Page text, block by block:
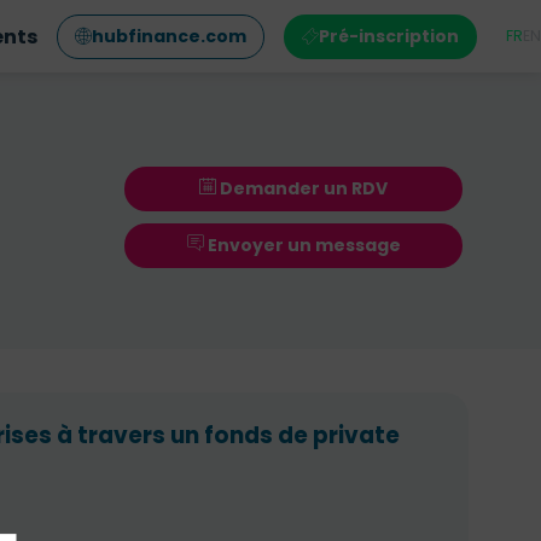
hubfinance.com Pré-inscription FR
Demander un RDV
Envoyer un message
à travers un fonds de private